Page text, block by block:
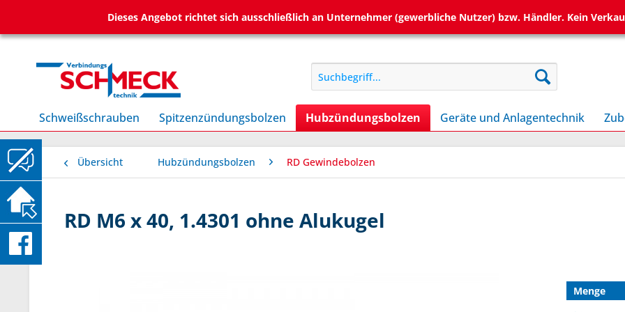
Dieses Angebot richtet sich ausschließlich an Unternehmer (gewerbliche Nutzer) bzw. Händler. Kein
Schweißschrauben Spitzenzündungsbolzen Hubzündungsbolzen Geräte und Anlagentechnik
Übersicht Hubzündungsbolzen RD Gewindebolzen
RD M6 x 40, 1.4301 ohne Alukugel
Menge